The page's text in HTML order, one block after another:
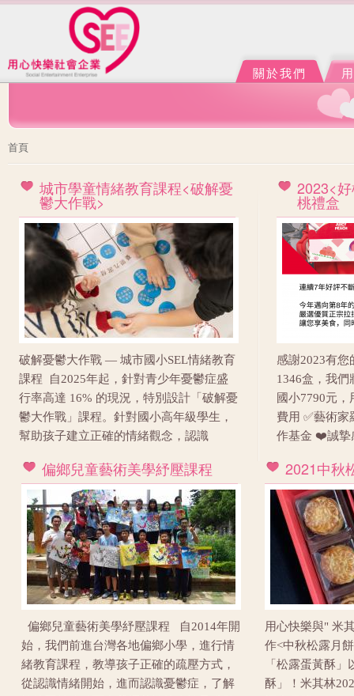
關於我們
您在這裡
首頁
城市學童情緒教育課程<破解憂
鬱大作戰>
破解憂鬱大作戰 — 城市國小SEL情緒教育
課程​ 自2025年起，針對青少年憂鬱症盛
行率高達 16% 的現況，特別設計「破解憂
鬱大作戰」課程。針對國小高年級學生，
幫助孩子建立正確的情緒觀念，認識
2023<
桃禮盒
感謝2023有
1346盒，我們
國小7790元
費用 ✅藝術
作基金 ❤️誠摯
偏鄉兒童藝術美學紓壓課程
偏鄉兒童藝術美學紓壓課程 自2014年開
始，我們前進台灣各地偏鄉小學，進行情
緒教育課程，教導孩子正確的疏壓方式，
從認識情緒開始，進而認識憂鬱症，了解
2021中秋
用心快樂與" 米
作<中秋松露月
「松露蛋黃酥
酥」！米其林